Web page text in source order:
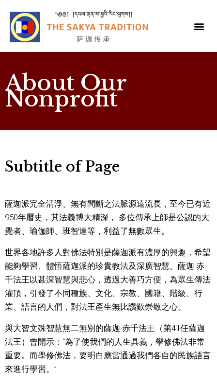
About Our
Nonprofit
Subtitle of Page
薩迦派完全清淨、無有間斷之法脈源遠流長，至今已有近
950年曆史，其法義博大精深， 多位傳承上師是公認的大
覺者、瑜伽師、班智達等，利益了無數眾生。
世界各地許多人對佛法特別是薩迦派有濃厚的興趣，希望
能夠學習、體悟薩迦派的珍貴教法及深廣智慧。薩迦·赤
千法王以甚深智慧與悲心，透過大善巧方便，為眾生傳法
灌頂，引發了不同種族、文化、宗教、國籍、階級、行
業、語言的人們，對法王產生無比讚歎崇敬之心。
與大智文殊智慧無二無別的薩迦·赤千法王（第41任薩迦
法王）曾開示：“為了使我們的人生具義，學修佛法非常
重要。而學修佛法，要明白應當通過我們各自的民族語言
來進行學習。”